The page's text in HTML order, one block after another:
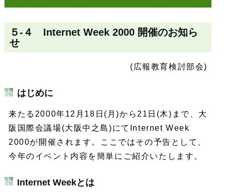
ン
る
５-４ Internet Week 2000 開催のお知ら
せ
(広報教育検討部会)
はじめに
来たる2000年12月18日(月)から21日(木)まで、大
阪国際会議場(大阪中之島)にてInternet Week
2000が開催されます。ここではその予告として、
今年のイベント内容を簡単にご紹介いたします。
Internet Weekとは